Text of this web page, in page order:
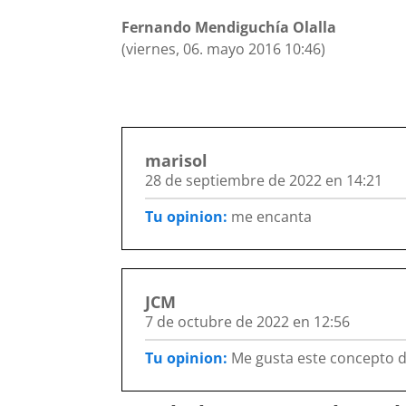
Fernando Mendiguchía Olalla
(viernes, 06. mayo 2016 10:46)
marisol
28 de septiembre de 2022 en 14:21
Tu opinion: me encanta
JCM
7 de octubre de 2022 en 12:56
Tu opinion: Me gusta este concepto
Opiniones